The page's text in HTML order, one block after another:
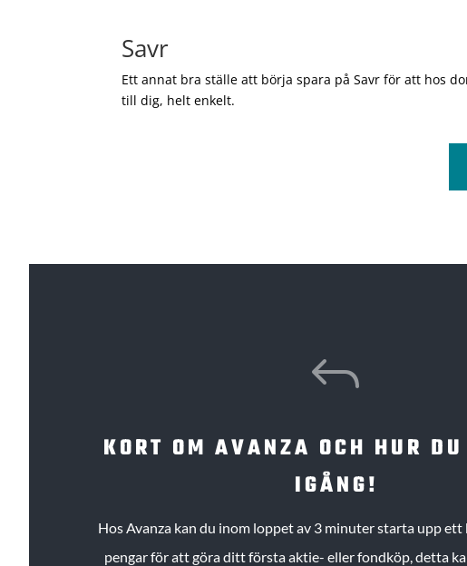
Savr
Ett annat bra ställe att börja spara på Savr för att hos
till dig, helt enkelt.
J
KORT OM AVANZA OCH HUR
IGÅNG!
Hos Avanza kan du inom loppet av 3 minuter starta upp
pengar för att göra ditt första aktie- eller fondköp, detta